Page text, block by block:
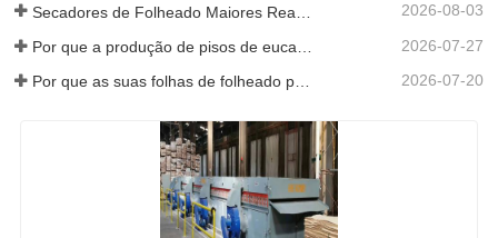
2026-08-03
2026-07-27
Por que as suas folhas de folheado perfeitamente secas re-humedeceram? 2026-07-20